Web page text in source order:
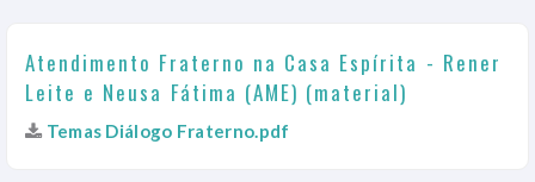
Atendimento Fraterno na Casa Espírita - Rener
Leite e Neusa Fátima (AME) (material)
Temas Diálogo Fraterno.pdf